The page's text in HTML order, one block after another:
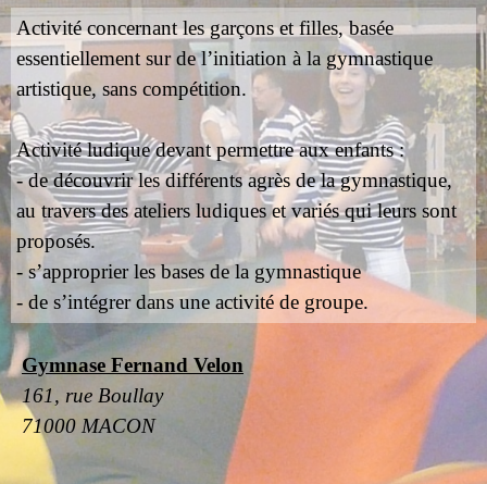
Activité concernant les garçons et filles, basée
essentiellement sur de l’initiation à la gymnastique
artistique, sans compétition.
Activité ludique devant permettre aux enfants :
- de découvrir les différents agrès de la gymnastique,
au travers des ateliers ludiques et variés qui leurs sont
proposés.
- s’approprier les bases de la gymnastique
- de s’intégrer dans une activité de groupe.
Gymnase Fernand Velon
161, rue Boullay
71000 MACON